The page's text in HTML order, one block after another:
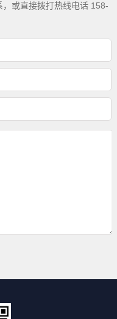
或直接拨打热线电话 158-